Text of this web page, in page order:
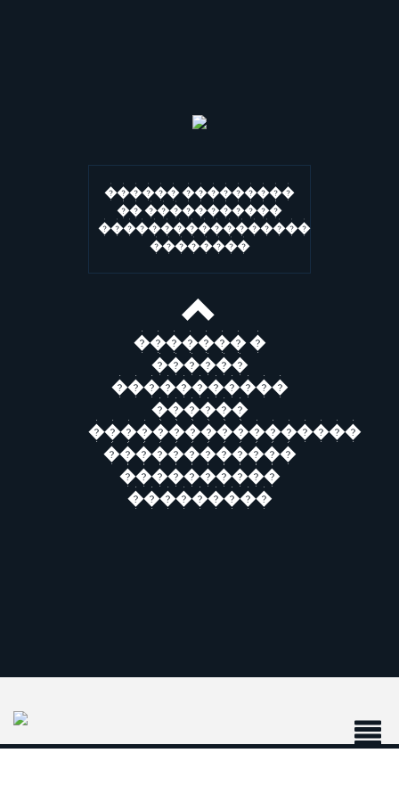
������ ���������
�� �����������
�����������������
��������
������� �
������
�����������
������
�����������������
������������
����������
���������